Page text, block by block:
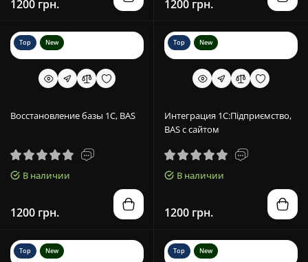
1200 грн. 1200 грн.
Top New
Восстановление базы 1С, BAS
В наличии
1200 грн.
Top New
Интеграция 1С:Підприємство,
BAS с сайтом
В наличии
1200 грн.
Top New Top New